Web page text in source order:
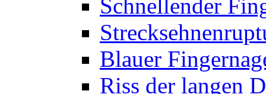
Schnellender
Blauer
Riss der langen